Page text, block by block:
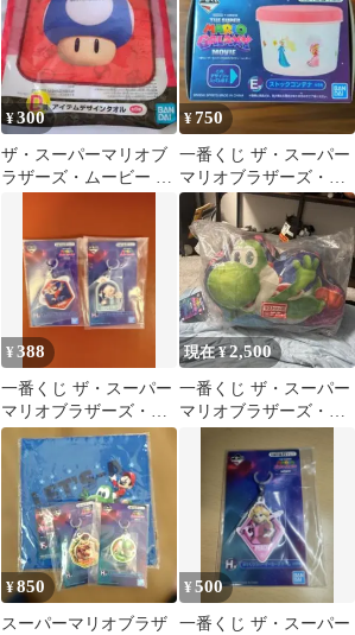
¥300
ザ・スーパーマリオブ
ラザーズ・ムービー D
¥750
一番くじ ザ・スーパー
マリオブラザーズ・ム
ービー E賞 ストックコ
ンテナ
¥388
一番くじ ザ・スーパー
マリオブラザーズ・ム
ービー ラバーチャーム
現在 ¥2,500
一番くじ ザ・スーパー
マリオブラザーズ・ム
ッシー
¥850
スーパーマリオブラザ
¥500
一番くじ ザ・スーパー